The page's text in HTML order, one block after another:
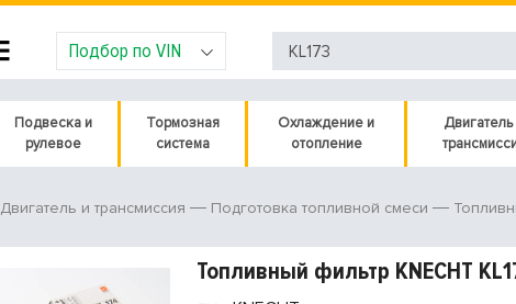
Подбор по VIN
Подвеска и
рулевое
Тормозная
система
Охлаждение и
отопление
Двигатель
Двигатель и трансмиссия Подготовка топливной смеси
Топливный фильтр KNECHT